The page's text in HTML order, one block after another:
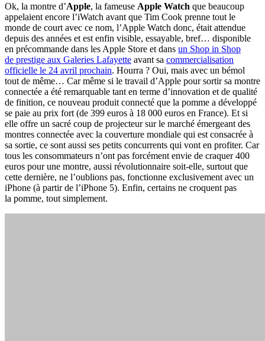
Ok, la montre d’Apple, la fameuse Apple Watch que beaucoup
appelaient encore l’iWatch avant que Tim Cook prenne tout le
monde de court avec ce nom, l’Apple Watch donc, était attendue
depuis des années et est enfin visible, essayable, bref… disponible
en précommande dans les Apple Store et dans un Shop in Shop
de prestige aux Galeries Lafayette avant sa commercialisation
officielle le 24 avril prochain. Hourra ? Oui, mais avec un bémol
tout de même… Car même si le travail d’Apple pour sortir sa montre
connectée a été remarquable tant en terme d’innovation et de qualité
de finition, ce nouveau produit connecté que la pomme a développé
se paie au prix fort (de 399 euros à 18 000 euros en France). Et si
elle offre un sacré coup de projecteur sur le marché émergeant des
montres connectée avec la couverture mondiale qui est consacrée à
sa sortie, ce sont aussi ses petits concurrents qui vont en profiter. Car
tous les consommateurs n’ont pas forcément envie de craquer 400
euros pour une montre, aussi révolutionnaire soit-elle, surtout que
cette dernière, ne l’oublions pas, fonctionne exclusivement avec un
iPhone (à partir de l’iPhone 5). Enfin, certains ne croquent pas
la pomme, tout simplement.